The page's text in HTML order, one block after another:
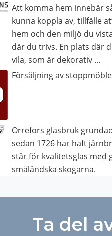
Att komma hem innebär
kunna koppla av, tillfälle
hem och den miljö du
där du trivs. En plats där
vila, som är dekorativ ...
Försäljning av
Orrefors glasbruk
sedan 1726 har haft
står för kvalitetsglas med
småländska skogarna.
Ta del